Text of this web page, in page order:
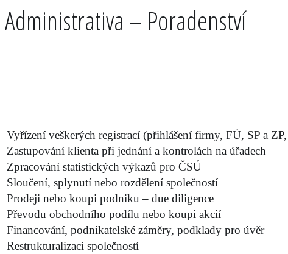
Administrativa – Poradenství
Vyřízení veškerých registrací (přihlášení firmy, FÚ, SP a
Zastupování klienta při jednání a kontrolách na úřadech
Zpracování statistických výkazů pro ČSÚ
Sloučení, splynutí nebo rozdělení společností
Prodeji nebo koupi podniku – due diligence
Převodu obchodního podílu nebo koupi akcií
Financování, podnikatelské záměry, podklady pro úvěr
Restrukturalizaci společností